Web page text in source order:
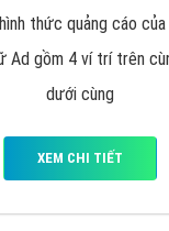
thức quảng cáo
Ad gồm 4 ví trí trên
dưới cùng
XEM CHI TIẾT